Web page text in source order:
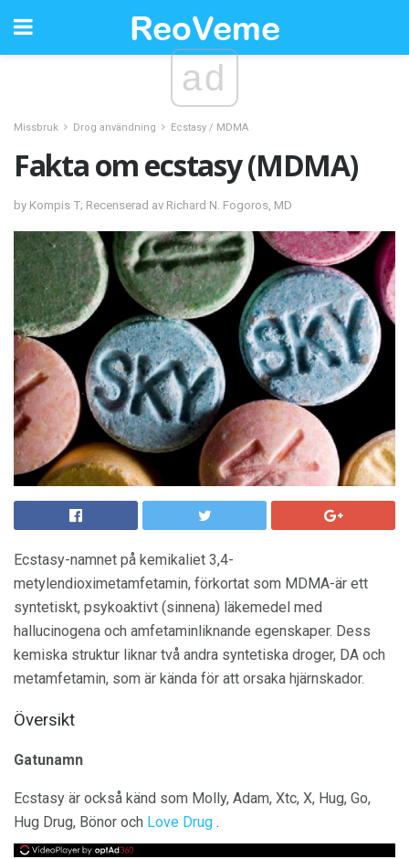
ad
Missbruk Drog användning Ecstasy / MDMA
Fakta om ecstasy (MDMA)
by Kompis T; Recenserad av Richard N. Fogoros, MD
Ecstasy-namnet på kemikaliet 3,4-
metylendioximetamfetamin, förkortat som MDMA-är ett
syntetiskt, psykoaktivt (sinnena) läkemedel med
hallucinogena och amfetaminliknande egenskaper. Dess
kemiska struktur liknar två andra syntetiska droger, DA och
metamfetamin, som är kända för att orsaka hjärnskador.
Översikt
Gatunamn
Ecstasy är också känd som Molly, Adam, Xtc, X, Hug, Go,
Hug Drug, Bönor och Love Drug .